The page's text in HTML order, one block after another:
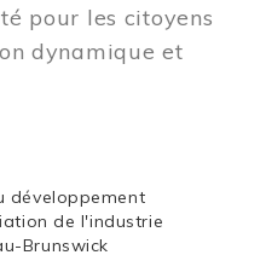
pour les citoyens
dynamique et
développement
de l'industrie
Brunswick